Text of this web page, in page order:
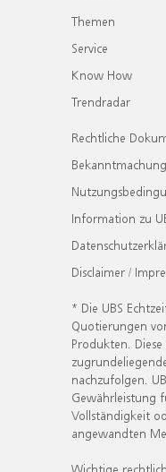
Themen
Service
Know How
Trendradar
Rechtliche
Information zu
Disclaimer /
* Die UBS
Quotierungen
Produkten.
nachzufolgen.
Gewährleistung
Vollständigkeit
angewandten